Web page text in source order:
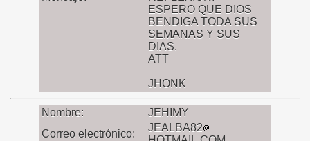
ESPERO QUE DIOS
BENDIGA TODA SUS
SEMANAS Y SUS
DIAS.
ATT
JHONK
Nombre:
JEHIMY
Correo electrónico:
JEALBA82